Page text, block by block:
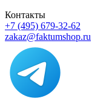
Контакты
+7 (495) 679-32-62
zakaz@faktumshop.ru